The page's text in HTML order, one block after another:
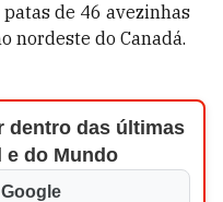
de 46 avezinhas
nordeste do Canadá.
dentro das últimas
do Mundo